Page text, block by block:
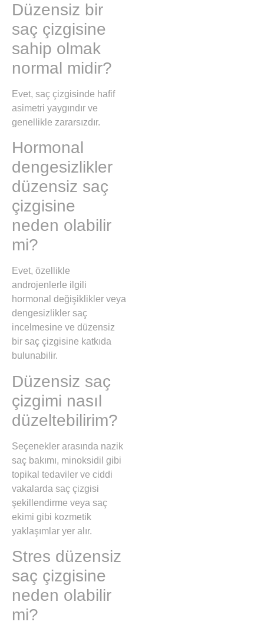
Düzensiz bir
saç çizgisine
sahip olmak
normal midir?
Evet, saç çizgisinde hafif
asimetri yaygındır ve
genellikle zararsızdır.
Hormonal
dengesizlikler
düzensiz saç
çizgisine
neden olabilir
mi?
Evet, özellikle
androjenlerle ilgili
hormonal değişiklikler veya
dengesizlikler saç
incelmesine ve düzensiz
bir saç çizgisine katkıda
bulunabilir.
Düzensiz saç
çizgimi nasıl
düzeltebilirim?
Seçenekler arasında nazik
saç bakımı, minoksidil gibi
topikal tedaviler ve ciddi
vakalarda saç çizgisi
şekillendirme veya saç
ekimi gibi kozmetik
yaklaşımlar yer alır.
Stres düzensiz
saç çizgisine
neden olabilir
mi?